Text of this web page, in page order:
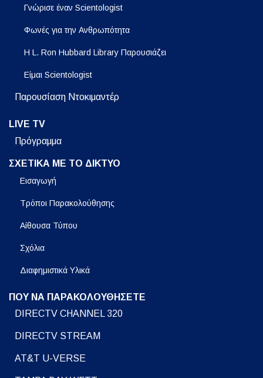
Γνώρισε έναν Scientologist
Φωνές για την Ανθρωπότητα
Η L. Ron Hubbard Library Παρουσιάζει
Είμαι Scientologist
Παρουσίαση Ντοκιμαντέρ
LIVE TV
Πρόγραμμα
ΣΧΕΤΙΚΑ ΜΕ ΤΟ ΔΙΚΤΥΟ
Εισαγωγή
Τρόποι Παρακολούθησης
Αίθουσα Τύπου
Σχόλια
Διαφημιστικά Υλικά
ΠΟΥ ΝΑ ΠΑΡΑΚΟΛΟΥΘΗΣΕΤΕ
DIRECTV CHANNEL 320
DIRECTV STREAM
AT&T U-VERSE